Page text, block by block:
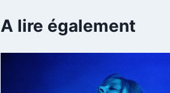
A lire également